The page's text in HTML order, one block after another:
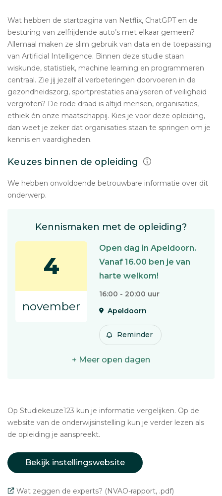
Wat hebben de startpagina van Netflix, ChatGPT en de
besturing van zelfrijdende auto’s met elkaar gemeen?
Allemaal maken ze slim gebruik van data en de toepassing
van Artificial Intelligence. Binnen deze studie staan
wiskunde, statistiek, machine learning en programmeren
centraal. Zie jij jezelf al verbeteringen doorvoeren in de
gezondheidszorg, sportprestaties analyseren of veiligheid
vergroten? De rode draad is altijd mensen, organisaties,
ethiek én onze maatschappij. Kies je voor deze opleiding,
dan weet je zeker dat organisaties staan te springen om je
kennis en vaardigheden.
Keuzes binnen de opleiding
We hebben onvoldoende betrouwbare informatie over dit
onderwerp.
Kennismaken met de opleiding?
4
november
Open dag in Apeldoorn.
Vanaf 16.00 ben je van
harte welkom!
16:00 - 20:00 uur
Apeldoorn
Reminder
+ Meer open dagen
Op Studiekeuze123 kun je informatie vergelijken. Op de
website van de onderwijsinstelling kun je verder lezen als
de opleiding je aanspreekt.
Bekijk instellingswebsite
Wat zeggen de experts? (NVAO-rapport, .pdf)